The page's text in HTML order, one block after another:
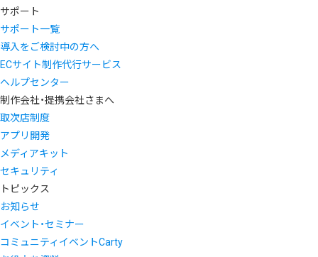
サポート
サポート一覧
導入をご検討中の方へ
ECサイト制作代行サービス
ヘルプセンター
制作会社・提携会社さまへ
取次店制度
アプリ開発
メディアキット
セキュリティ
トピックス
お知らせ
イベント・セミナー
コミュニティイベントCarty